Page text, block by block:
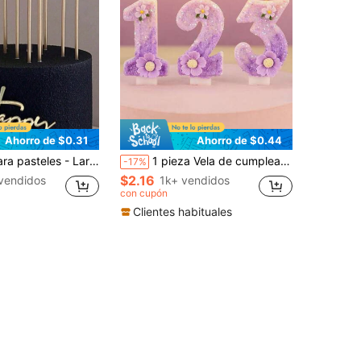
Ahorro de $0.31
celebraciones de cumpleaños - Agregan encanto a las mesas de postres, decoraciones esenciales para pasteles para fiestas de cumpleaños perfectas y decoraciones navideñas
Ahorro de $0.44
-17% 1 pieza Vela de cumpleaños con flor romántica, vela premium con números del 0 al 9, ideal para fiesta romántica, decoración de pastel de cumpleaños, vela de pastel para fiesta de aniversario, vela con número brillante
$2.16 1k+ vendidos
con cupón
Clientes habituales